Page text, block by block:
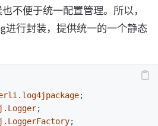
不便于统一配置管理。所以，
进行封装，提供统一的一个静态
;
;
;